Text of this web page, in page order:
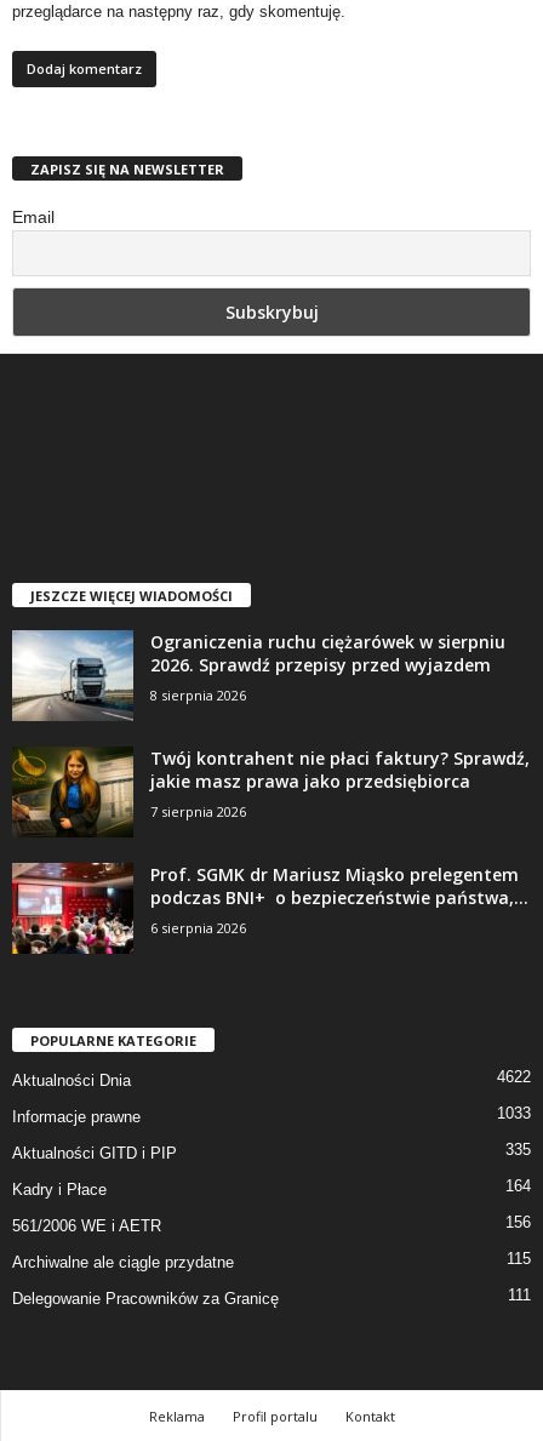
przeglądarce na następny raz, gdy skomentuję.
ZAPISZ SIĘ NA NEWSLETTER
Email
JESZCZE WIĘCEJ WIADOMOŚCI
Ograniczenia ruchu ciężarówek w sierpniu
2026. Sprawdź przepisy przed wyjazdem
8 sierpnia 2026
Twój kontrahent nie płaci faktury? Sprawdź,
jakie masz prawa jako przedsiębiorca
7 sierpnia 2026
Prof. SGMK dr Mariusz Miąsko prelegentem
podczas BNI+ o bezpieczeństwie państwa,...
6 sierpnia 2026
POPULARNE KATEGORIE
Aktualności Dnia 4622
Informacje prawne 1033
Aktualności GITD i PIP 335
Kadry i Płace 164
561/2006 WE i AETR 156
Archiwalne ale ciągle przydatne 115
Delegowanie Pracowników za Granicę 111
Reklama Profil portalu Kontakt